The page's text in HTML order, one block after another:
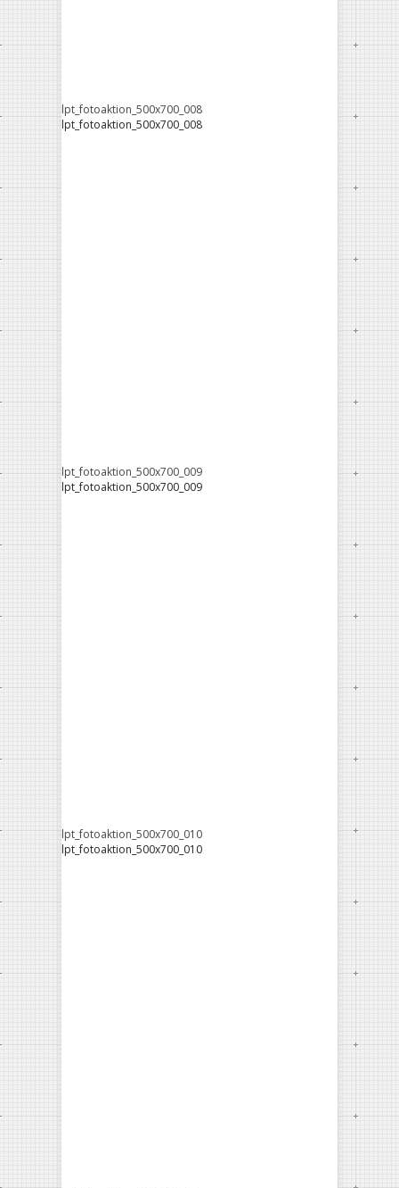
lpt_fotoaktion_500x700_008
lpt_fotoaktion_500x700_008
lpt_fotoaktion_500x700_009
lpt_fotoaktion_500x700_009
lpt_fotoaktion_500x700_010
lpt_fotoaktion_500x700_010